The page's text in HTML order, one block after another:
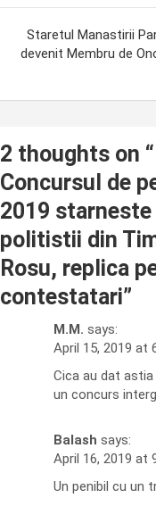
Staretul Manastirii
devenit Membru de
2 thoughts on “
Concursul de
2019
politistii din
Rosu, replica
contestatari”
M.M. says:
April 15, 2019 at
Cica au dat
un concurs
Balash says:
April 16, 2019 at
Un penibil cu un